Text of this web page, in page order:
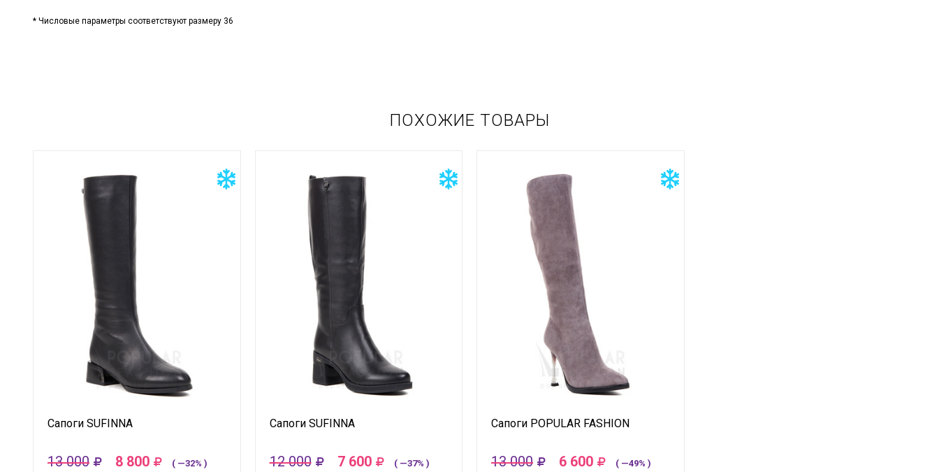
* Числовые параметры соответствуют размеру 36
ПОХОЖИЕ ТОВАРЫ
Сапоги SUFINNA
13 000 8 800 ( —32% )
Сапоги SUFINNA
12 000 7 600 ( —37% )
Сапоги POPULAR FASHION
13 000 6 600 ( —49% )